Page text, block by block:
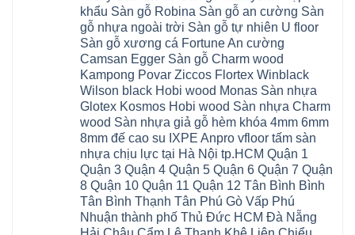
giang
Thuận
Tràng
Phòng
Đông
Phúc
Thịnh
Quảng
Nẵng
Xuyên
Thanh
Nghệ
Thiên
Nẵng
Hưng
Hưng
Đông
Quảng
fukione
4mm
nước
Xuyên
Phượng
Chuyên
khẩu Sàn gỗ Robina Sàn gỗ an cường Sàn
gỗ nhựa ngoài trời Sàn gỗ tự nhiên U floor
Sàn gỗ xương cá Fortune An cường
Camsan Egger Sàn gỗ Charm wood
Kampong Povar Ziccos Flortex Winblack
Wilson black Hobi wood Monas Sàn nhựa
Glotex Kosmos Hobi wood Sàn nhựa Charm
wood Sàn nhựa giả gỗ hèm khóa 4mm 6mm
8mm đế cao su IXPE Anpro vfloor tấm sàn
nhựa chịu lực tại Hà Nội tp.HCM Quận 1
Quận 3 Quận 4 Quận 5 Quận 6 Quận 7 Quận
8 Quận 10 Quận 11 Quận 12 Tân Bình Bình
Tân Bình Thạnh Tân Phú Gò Vấp Phú
Nhuận thành phố Thủ Đức HCM Đà Nẵng